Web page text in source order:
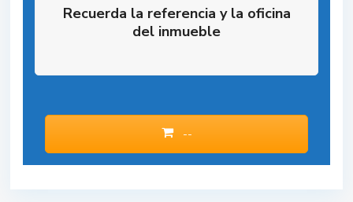
Recuerda la referencia y la oficina
del inmueble
--